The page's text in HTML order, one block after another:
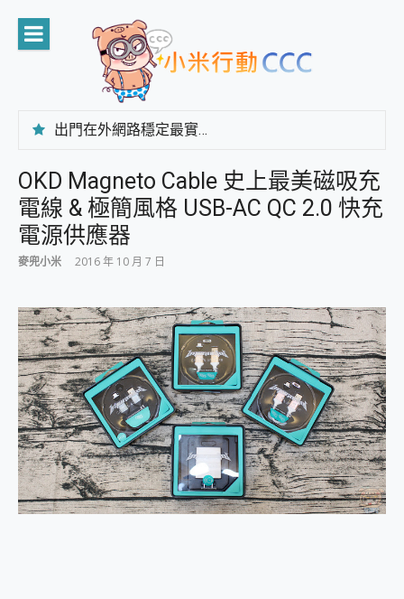
content
出門在外網路穩定最實在 「台灣大哥大」榮獲 4G/5G 在線率全球 NO.3 全台第一與全台六冠王實測心得，走到哪順到哪！
CP 值天花板~ Bongcom BS5 足球君開箱~ 短焦投影機 3千元就能擁有！ 折扣碼在這～
專為 PC上的 XBOX和掌機設計的 FireCuda X1070 SSD 固態硬碟開箱 評測
台灣製攝影機在這裡，100%全無線設計 SpotCam Solo Eco 太陽能防水雲端攝影機 SpotCam Solo 3 2.5K高畫質戶外攝影機 開箱 評測
超驚艷 讓人一眼就愛上 LENOVO 聯想 Yoga Book 9 14吋 AI輕薄筆電 開箱 評測
美到讓人超想擁有 moto pad 60 系列 與 Moto | Swarovski razr 60 冰藍限定版本 開箱 評測
好用的 EaseUS Partition Master 讓您輕鬆的移除與格式化有防寫保護的隨身碟或SD卡
一鍵修復模糊影片、舊照的 AI 好幫手! VideoProc Converter AI 新版全解析 × 年末優惠，一篇全看懂
小朋友才做選擇 投影機 RGB藍牙音響 氛圍情境燈 我通通都要！ Starfish 2 幻彩膠囊投影機｜結合「 智慧投影 & 煥彩流動 」的沈浸式生活新體驗
外型超吸晴~ 給您絕佳操控體驗 GravaStar Mercury K1 系列 異星機械鍵盤與 Mercury X 系列 輕量無線電競滑鼠 開箱 評測
開箱~變身「蜘蛛人」椅子軍師！MSI MPG 491CQP QD-OLED 超寬曲面電競螢幕，多工辦公、爽度滿滿的終極桌面體驗
iPhone 17 系列 有認證的防護來囉！ imos 首家導入 UL MCV 行銷宣告驗證的手機配件品牌
DJI Osmo Pocket 3 爽爽帶回家 歡慶 EaseUS 21 週年到來，「Slogan 海報徵稿活動」好康大放送
小巧好吸不擋鏡頭 有Qi2認證的 ONPRO MagReact MXs2 5000mAh薄型磁吸無線急速行動電源 開箱 評測
會走動的冷暖氣 SONY REON POCKET PRO 穿戴式智慧冷暖調溫裝置 開箱 評測
OKD Magneto Cable 史上最美磁吸充
電線 & 極簡風格 USB-AC QC 2.0 快充
電源供應器
麥兜小米 2016 年 10 月 7 日